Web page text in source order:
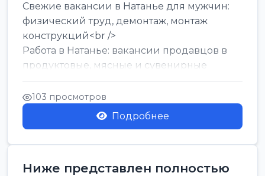
Свежие вакансии в Натанье для мужчин:
физический труд, демонтаж, монтаж
конструкций<br />
Работа в Натанье: вакансии продавцов в
продуктовые, мясные и сувенирные
лавки<br />
Разнорабочий на сборку м...
103 просмотров
Подробнее
Ниже представлен полностью